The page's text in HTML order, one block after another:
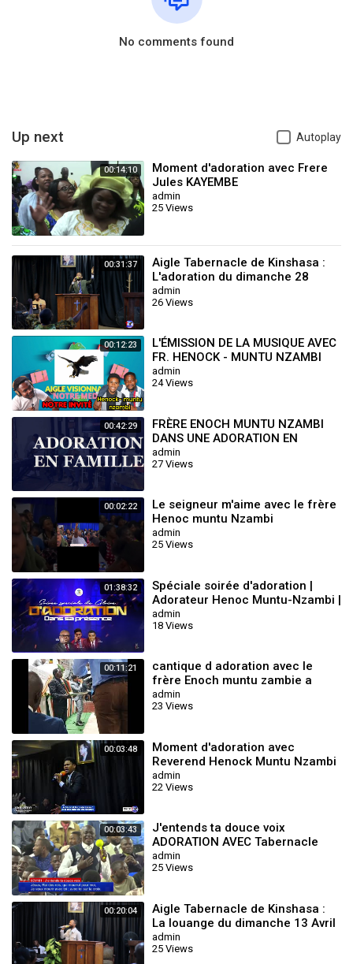
No comments found
Up next Autoplay
00:14:10
Moment d'adoration avec Frere
Jules KAYEMBE
admin
25 Views
00:31:37
Aigle Tabernacle de Kinshasa :
L'adoration du dimanche 28
Septembre 2025 avec le Frère
Seth Mul
admin
26 Views
00:12:23
L'ÉMISSION DE LA MUSIQUE AVEC
FR. HENOCK - MUNTU NZAMBI
(MOISE - KABASELE )
admin
24 Views
00:42:29
FRÈRE ENOCH MUNTU NZAMBI
DANS UNE ADORATION EN
FAMILLE.
admin
27 Views
00:02:22
Le seigneur m'aime avec le frère
Henoc muntu Nzambi
admin
25 Views
01:38:32
Spéciale soirée d'adoration |
Adorateur Henoc Muntu-Nzambi |
Dim 11 Janvier 2025
admin
18 Views
00:11:21
cantique d adoration avec le
frère Enoch muntu zambie a
pointe noire rouge gorge
tabernacle
admin
23 Views
00:03:48
Moment d'adoration avec
Reverend Henock Muntu Nzambi
admin
22 Views
00:03:43
J'entends ta douce voix
ADORATION AVEC Tabernacle
chrétien de kolwezi
admin
25 Views
00:20:04
Aigle Tabernacle de Kinshasa :
La louange du dimanche 13 Avril
2025 avec le Frère Seth Mulumba
admin
25 Views